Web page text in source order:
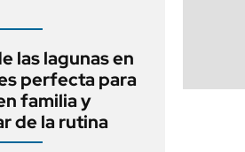
las lagunas en
perfecta para
familia y
de la rutina